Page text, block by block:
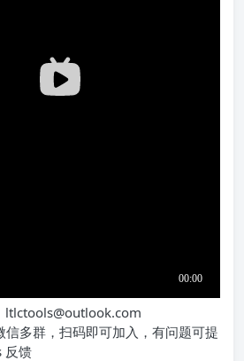
ltlctools@outlook.com
信多群，扫码即可加入，有问题可提
反馈